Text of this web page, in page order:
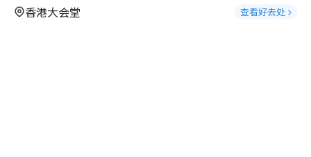
香港大会堂
查看好去处